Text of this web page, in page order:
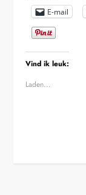
E-mail
Vind ik leuk:
Laden...